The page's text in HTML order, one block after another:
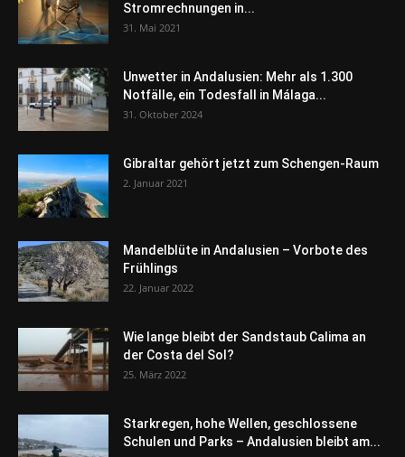
Stromrechnungen in...
31. Mai 2021
Unwetter in Andalusien: Mehr als 1.300
Notfälle, ein Todesfall in Málaga...
31. Oktober 2024
Gibraltar gehört jetzt zum Schengen-Raum
2. Januar 2021
Mandelblüte in Andalusien – Vorbote des
Frühlings
22. Januar 2022
Wie lange bleibt der Sandstaub Calima an
der Costa del Sol?
25. März 2022
Starkregen, hohe Wellen, geschlossene
Schulen und Parks – Andalusien bleibt am...